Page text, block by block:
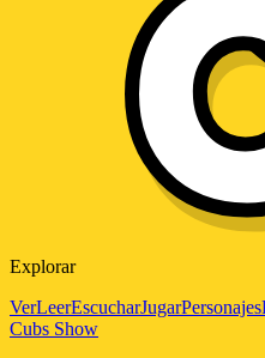
Explorar
VerLeerEscucharJugarPersonajes
Cubs Show